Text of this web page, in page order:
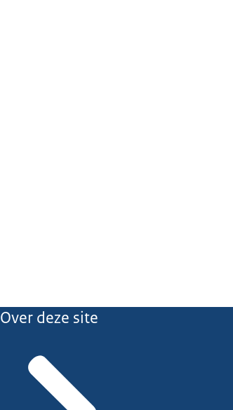
Over deze site